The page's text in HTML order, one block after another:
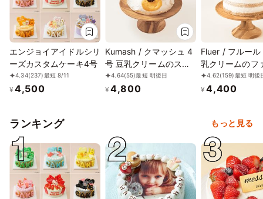
エンジョイアイドルシリ
ーズカスタムケーキ4号
4.34(237)最短 8/11
¥ 4,500
Kumash / クマッシュ 4
号 豆乳クリームのスマ
ッシュケーキ グルテン
フリー 小麦不使用
4.64(55)最短 明後日
¥ 4,800
Fluer / フルー
乳クリームのフ
バースデーケー
キトッパー付き
4.62(159)最短 明後
¥ 4,400
ランキング もっと見る